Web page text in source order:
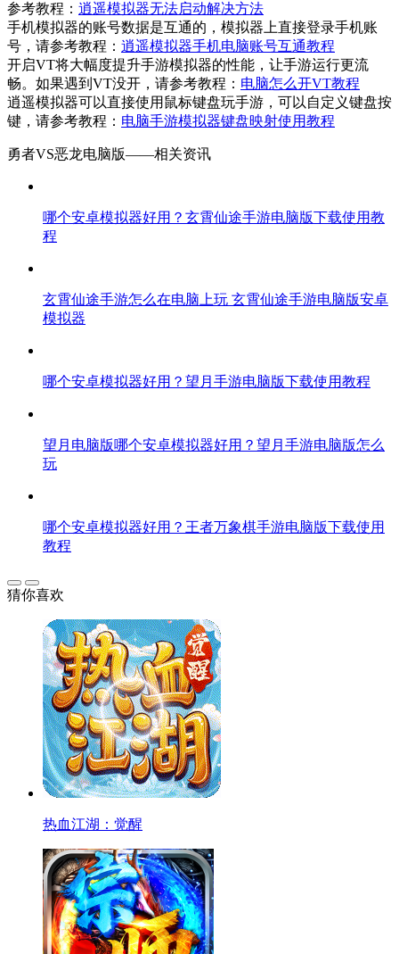
参考教程： 逍遥模拟器无法启动解决方法
手机模拟器的账号数据是互通的，模拟器上直接登录手机账
号，请参考教程： 逍遥模拟器手机电脑账号互通教程
开启VT将大幅度提升手游模拟器的性能，让手游运行更流
畅。如果遇到VT没开，请参考教程： 电脑怎么开VT教程
逍遥模拟器可以直接使用鼠标键盘玩手游，可以自定义键盘按
键，请参考教程： 电脑手游模拟器键盘映射使用教程
勇者VS恶龙电脑版——相关资讯
哪个安卓模拟器好用？玄霄仙途手游电脑版下载使用教
程
玄霄仙途手游怎么在电脑上玩 玄霄仙途手游电脑版安卓
模拟器
哪个安卓模拟器好用？望月手游电脑版下载使用教程
望月电脑版哪个安卓模拟器好用？望月手游电脑版怎么
玩
哪个安卓模拟器好用？王者万象棋手游电脑版下载使用
教程
猜你喜欢
热血江湖：觉醒